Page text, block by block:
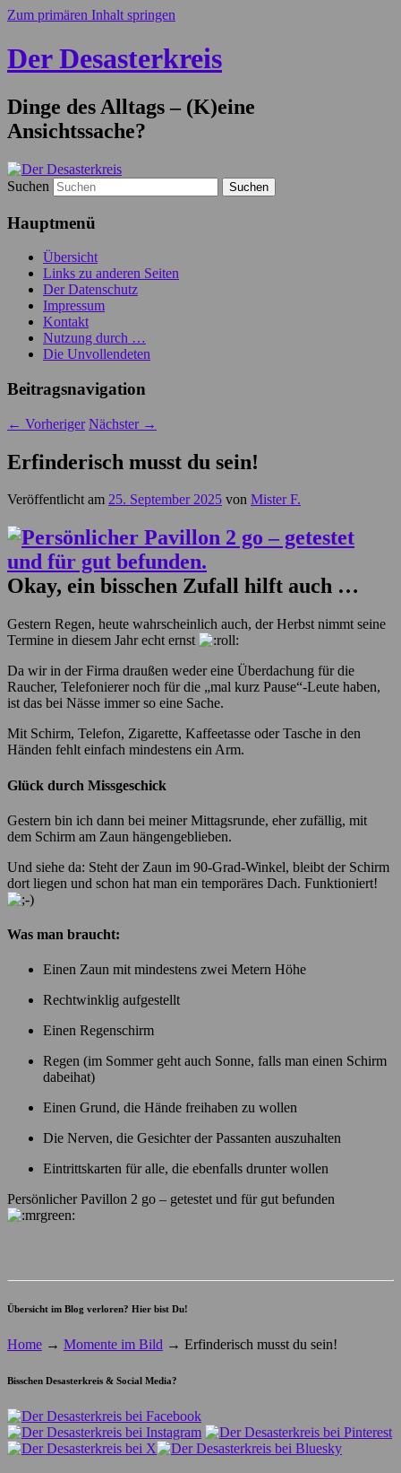
Zum primären Inhalt springen
Der Desasterkreis
Dinge des Alltags – (K)eine
Ansichtssache?
Suchen
Hauptmenü
Übersicht
Links zu anderen Seiten
Der Datenschutz
Impressum
Kontakt
Nutzung durch …
Die Unvollendeten
Beitragsnavigation
← Vorheriger Nächster →
Erfinderisch musst du sein!
Veröffentlicht am 25. September 2025 von Mister F.
Okay, ein bisschen Zufall hilft auch …
Gestern Regen, heute wahrscheinlich auch, der Herbst nimmt seine
Termine in diesem Jahr echt ernst
Da wir in der Firma draußen weder eine Überdachung für die
Raucher, Telefonierer noch für die „mal kurz Pause“-Leute haben,
ist das bei Nässe immer so eine Sache.
Mit Schirm, Telefon, Zigarette, Kaffeetasse oder Tasche in den
Händen fehlt einfach mindestens ein Arm.
Glück durch Missgeschick
Gestern bin ich dann bei meiner Mittagsrunde, eher zufällig, mit
dem Schirm am Zaun hängengeblieben.
Und siehe da: Steht der Zaun im 90-Grad-Winkel, bleibt der Schirm
dort liegen und schon hat man ein temporäres Dach. Funktioniert!
Was man braucht:
Einen Zaun mit mindestens zwei Metern Höhe
Rechtwinklig aufgestellt
Einen Regenschirm
Regen (im Sommer geht auch Sonne, falls man einen Schirm
dabeihat)
Einen Grund, die Hände freihaben zu wollen
Die Nerven, die Gesichter der Passanten auszuhalten
Eintrittskarten für alle, die ebenfalls drunter wollen
Persönlicher Pavillon 2 go – getestet und für gut befunden
Übersicht im Blog verloren? Hier bist Du!
Home → Momente im Bild → Erfinderisch musst du sein!
Bisschen Desasterkreis & Social Media?